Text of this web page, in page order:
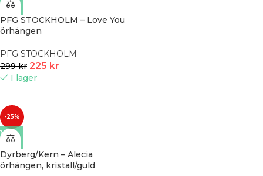
PFG STOCKHOLM – Love You
örhängen
PFG STOCKHOLM
299kr 225 kr
I lager
-25%
Dyrberg/Kern – Alecia
örhängen, kristall/guld